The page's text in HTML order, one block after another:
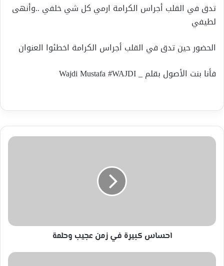
تدق في القلب أجراس الكرامة ارمي كل شي خلفي ..وأنهى
لطيفي
الحضور حين تدق في القلب أجراس الكرامة اخطئوا العنوان
فأنا بنت الأصول بقلم _ Wajdi Mustafa #WAJDI
احساس
احساس كبيرة في زمن عجيب وحلمة
الاحتلال